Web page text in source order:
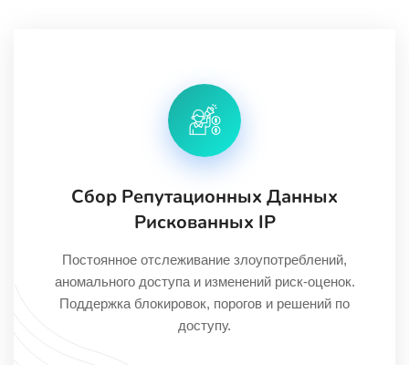
Сбор Репутационных Данных
Рискованных IP
Постоянное отслеживание злоупотреблений,
аномального доступа и изменений риск-оценок.
Поддержка блокировок, порогов и решений по
доступу.